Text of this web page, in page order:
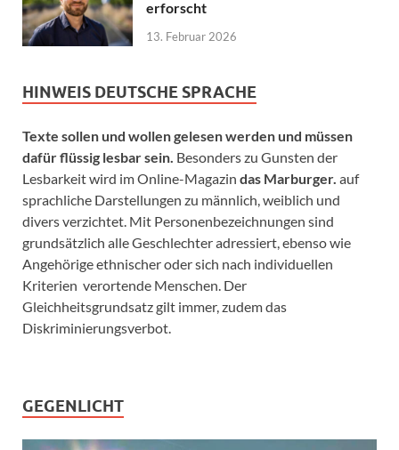
erforscht
13. Februar 2026
HINWEIS DEUTSCHE SPRACHE
Texte sollen und wollen gelesen werden und müssen
dafür flüssig lesbar sein. Besonders zu Gunsten der
Lesbarkeit wird im Online-Magazin das Marburger. auf
sprachliche Darstellungen zu männlich, weiblich und
divers verzichtet. Mit Personenbezeichnungen sind
grundsätzlich alle Geschlechter adressiert, ebenso wie
Angehörige ethnischer oder sich nach individuellen
Kriterien verortende Menschen. Der
Gleichheitsgrundsatz gilt immer, zudem das
Diskriminierungsverbot.
GEGENLICHT